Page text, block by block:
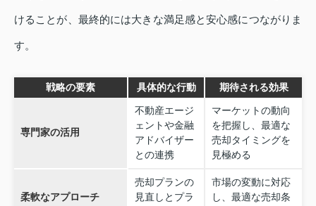
けることが、最終的には大きな満足感と安心感につながりま
す。
戦略の要素 具体的な行動 期待される効果
専門家の活用
不動産エージ
ェントや金融
アドバイザー
との連携
マーケットの動向
を把握し、最適な
売却タイミングを
見極める
柔軟なアプローチ
売却プランの
見直しとプラ
市場の変動に対応
し、最適な売却条